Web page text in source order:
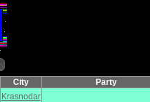
City Party
Krasnodar